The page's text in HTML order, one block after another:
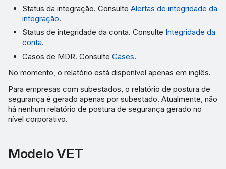
Status da integração. ConsulteAlertas de integridade da
integração.
Status de integridade da conta. Consulte Integridade da
conta.
Casos de MDR. ConsulteCases.
No momento, o relatório está disponível apenas em inglês.
Para empresas com subestados, o relatório de postura de
segurança é gerado apenas por subestado. Atualmente, não
há nenhum relatório de postura de segurança gerado no
nível corporativo.
Modelo VET